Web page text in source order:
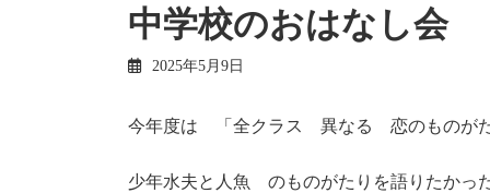
中学校のおはなし会
2025年5月9日
今年度は 「全クラス 異なる 恋のものがた
少年水夫と人魚 のものがたりを語りたか